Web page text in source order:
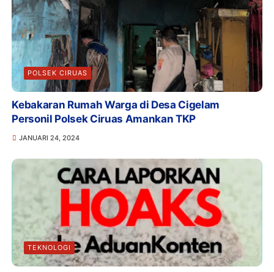
POLSEK CIRUAS
Kebakaran Rumah Warga di Desa Cigelam
Personil Polsek Ciruas Amankan TKP
JANUARI 24, 2024
TEKNOLOGI